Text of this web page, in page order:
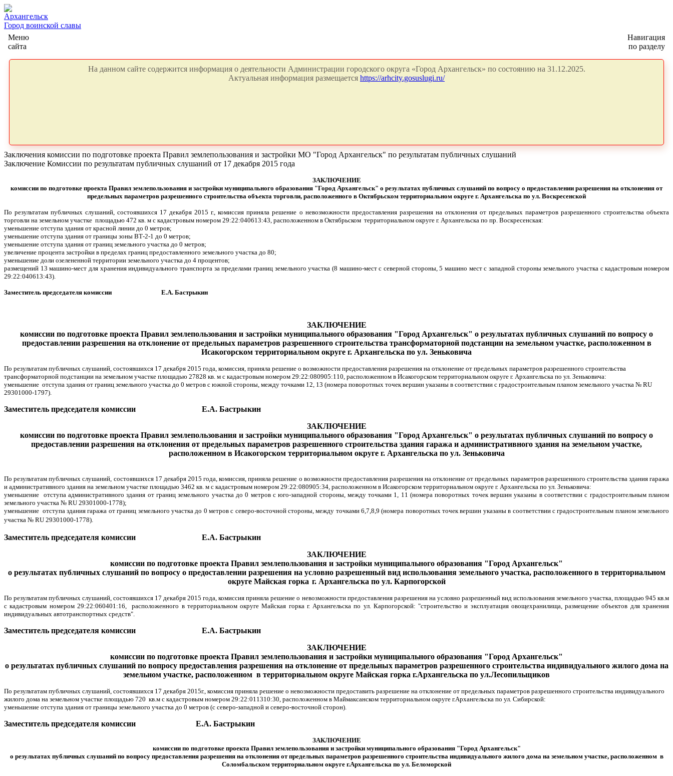
Архангельск
Город воинской славы
Меню
сайта
Навигация
по разделу
На данном сайте содержится информация о деятельности Администрации городского округа «Город Архангельск» по состоянию на 31.12.2025.
Актуальная информация размещается https://arhcity.gosuslugi.ru/
Заключения комиссии по подготовке проекта Правил землепользования и застройки МО "Город Архангельск" по результатам публичных слушаний
Заключение Комиссии по результатам публичных слушаний от 17 декабря 2015 года
ЗАКЛЮЧЕНИЕ
комиссии по подготовке проекта Правил землепользования и застройки муниципального образования "Город Архангельск" о результатах публичных слушаний по вопросу о предоставлении разрешения на отклонения от
предельных параметров разрешенного строительства объекта торговли, расположенного в Октябрьском территориальном округе г. Архангельска по ул. Воскресенской
По результатам публичных слушаний, состоявшихся 17 декабря 2015 г., комиссия приняла решение о невозможности предоставления разрешения на отклонения от предельных параметров разрешенного строительства объекта
торговли на земельном участке площадью 472 кв. м с кадастровым номером 29:22:040613:43, расположенном в Октябрьском территориальном округе г. Архангельска по пр. Воскресенская:
уменьшение отступа здания от красной линии до 0 метров;
уменьшение отступа здания от границы зоны ВТ-2-1 до 0 метров;
уменьшение отступа здания от границ земельного участка до 0 метров;
увеличение процента застройки в пределах границ предоставленного земельного участка до 80;
уменьшение доли озелененной территории земельного участка до 4 процентов;
размещений 13 машино-мест для хранения индивидуального транспорта за пределами границ земельного участка (8 машино-мест с северной стороны, 5 машино мест с западной стороны земельного участка с кадастровым номером
29:22:040613:43).
Заместитель председателя комиссии Е.А. Бастрыкин
ЗАКЛЮЧЕНИЕ
комиссии по подготовке проекта Правил землепользования и застройки муниципального образования "Город Архангельск" о результатах публичных слушаний по вопросу о
предоставлении разрешения на отклонение от предельных параметров разрешенного строительства трансформаторной подстанции на земельном участке, расположенном в
Исакогорском территориальном округе г. Архангельска по ул. Зеньковича
По результатам публичных слушаний, состоявшихся 17 декабря 2015 года, комиссия, приняла решение о возможности предоставления разрешения на отклонение от предельных параметров разрешенного строительства
трансформаторной подстанции на земельном участке площадью 27828 кв. м с кадастровым номером 29:22:080905:110, расположенном в Исакогорском территориальном округе г. Архангельска по ул. Зеньковича:
уменьшение отступа здания от границ земельного участка до 0 метров с южной стороны, между точками 12, 13 (номера поворотных точек вершин указаны в соответствии с градостроительным планом земельного участка № RU
29301000-1797).
Заместитель председателя комиссии Е.А. Бастрыкин
ЗАКЛЮЧЕНИЕ
комиссии по подготовке проекта Правил землепользования и застройки муниципального образования "Город Архангельск" о результатах публичных слушаний по вопросу о
предоставлении разрешения на отклонения от предельных параметров разрешенного строительства здания гаража и административного здания на земельном участке,
расположенном в Исакогорском территориальном округе г. Архангельска по ул. Зеньковича
По результатам публичных слушаний, состоявшихся 17 декабря 2015 года, комиссия, приняла решение о возможности предоставления разрешения на отклонение от предельных параметров разрешенного строительства здания гаража
и административного здания на земельном участке площадью 3462 кв. м с кадастровым номером 29:22:080905:34, расположенном в Исакогорском территориальном округе г. Архангельска по ул. Зеньковича:
уменьшение отступа административного здания от границ земельного участка до 0 метров с юго-западной стороны, между точками 1, 11 (номера поворотных точек вершин указаны в соответствии с градостроительным планом
земельного участка № RU 29301000-1778);
уменьшение отступа здания гаража от границ земельного участка до 0 метров с северо-восточной стороны, между точками 6,7,8,9 (номера поворотных точек вершин указаны в соответствии с градостроительным планом земельного
участка № RU 29301000-1778).
Заместитель председателя комиссии Е.А. Бастрыкин
ЗАКЛЮЧЕНИЕ
комиссии по подготовке проекта Правил землепользования и застройки муниципального образования "Город Архангельск"
о результатах публичных слушаний по вопросу о предоставлении разрешения на условно разрешенный вид использования земельного участка, расположенного в территориальном
округе Майская горка г. Архангельска по ул. Карпогорской
По результатам публичных слушаний, состоявшихся 17 декабря 2015 года, комиссия приняла решение о невозможности предоставления разрешения на условно разрешенный вид использования земельного участка, площадью 945 кв.м
с кадастровым номером 29:22:060401:16, расположенного в территориальном округе Майская горка г. Архангельска по ул. Карпогорской: "строительство и эксплуатация овощехранилища, размещение объектов для хранения
индивидуальных автотранспортных средств".
Заместитель председателя комиссии Е.А. Бастрыкин
ЗАКЛЮЧЕНИЕ
комиссии по подготовке проекта Правил землепользования и застройки муниципального образования "Город Архангельск"
о результатах публичных слушаний по вопросу предоставления разрешения на отклонение от предельных параметров разрешенного строительства индивидуального жилого дома на
земельном участке, расположенном в территориальном округе Майская горка г.Архангельска по ул.Лесопильщиков
По результатам публичных слушаний, состоявшихся 17 декабря 2015г., комиссия приняла решение о невозможности предоставить разрешение на отклонение от предельных параметров разрешенного строительства индивидуального
жилого дома на земельном участке площадью 720 кв.м с кадастровым номером 29:22:011310:30, расположенном в Маймаксанском территориальном округе г.Архангельска по ул. Сибирской:
уменьшение отступа здания от границы земельного участка до 0 метров (с северо-западной и северо-восточной сторон).
Заместитель председателя комиссии Е.А. Бастрыкин
ЗАКЛЮЧЕНИЕ
комиссии по подготовке проекта Правил землепользования и застройки муниципального образования "Город Архангельск"
о результатах публичных слушаний по вопросу предоставления разрешения на отклонения от предельных параметров разрешенного строительства индивидуального жилого дома на земельном участке, расположенном в
Соломбальском территориальном округе г.Архангельска по ул. Беломорской